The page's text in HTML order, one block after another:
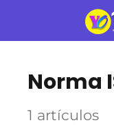
Norma
1 artículos